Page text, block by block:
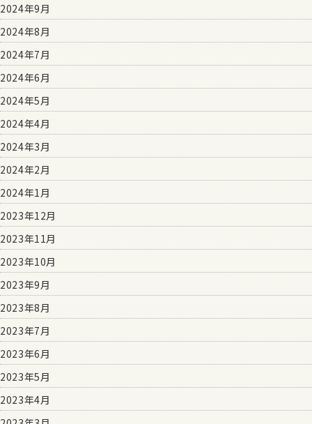
2024年9月
2024年8月
2024年7月
2024年6月
2024年5月
2024年4月
2024年3月
2024年2月
2024年1月
2023年12月
2023年11月
2023年10月
2023年9月
2023年8月
2023年7月
2023年6月
2023年5月
2023年4月